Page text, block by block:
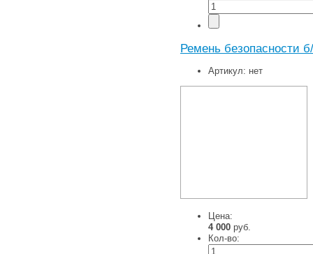
Ремень безопасности
Артикул: нет
Цена:
4 000 руб.
Кол-во: